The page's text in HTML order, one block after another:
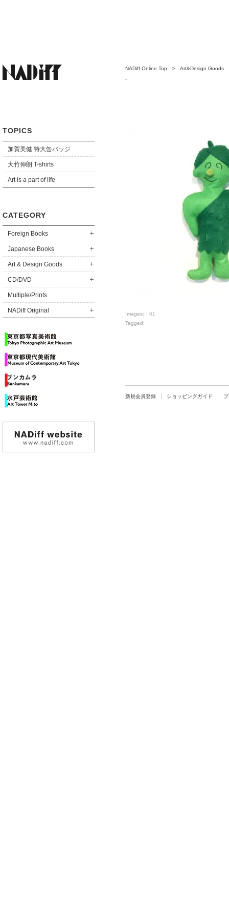
TOPICS
加賀美健 特大缶バッジ
大竹伸朗 T-shirts
Art is a part of life
CATEGORY
Foreign Books
Japanese Books
Art & Design Goods
CD/DVD
Multiple/Prints
NADiff Original
NADiff Online Top > Art&Design Goods
-
Images: 01
Tagged:
新規会員登録 ショッピングガイド